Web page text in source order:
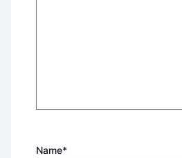
Name*